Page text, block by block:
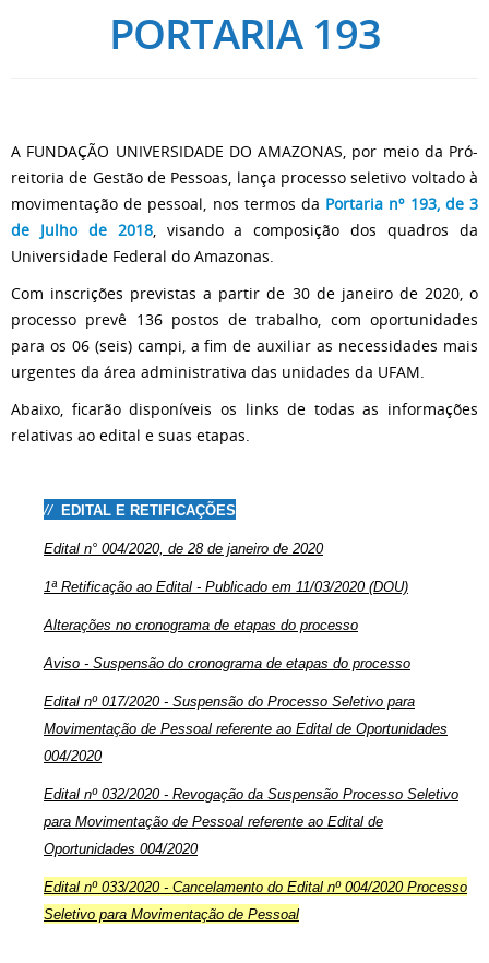
PORTARIA 193
A FUNDAÇÃO UNIVERSIDADE DO AMAZONAS, por meio da Pró-
reitoria de Gestão de Pessoas, lança processo seletivo voltado à
movimentação de pessoal, nos termos da Portaria nº 193, de 3
de Julho de 2018, visando a composição dos quadros da
Universidade Federal do Amazonas.
Com inscrições previstas a partir de 30 de janeiro de 2020, o
processo prevê 136 postos de trabalho, com oportunidades
para os 06 (seis) campi, a fim de auxiliar as necessidades mais
urgentes da área administrativa das unidades da UFAM.
Abaixo, ficarão disponíveis os links de todas as informações
relativas ao edital e suas etapas.
// EDITAL E RETIFICAÇÕES
Edital n° 004/2020, de 28 de janeiro de 2020
1ª Retificação ao Edital - Publicado em 11/03/2020(DOU)
Alterações no cronograma de etapas do processo
Aviso - Suspensão do cronograma de etapas do processo
Edital nº 017/2020 - Suspensão do Processo Seletivo para
Movimentação de Pessoal referente ao Edital de Oportunidades
004/2020
Edital nº 032/2020 - Revogação da Suspensão Processo Seletivo
para Movimentação de Pessoal referente ao Edital de
Oportunidades 004/2020
Edital nº 033/2020 - Cancelamento do Edital nº 004/2020 Processo
Seletivo para Movimentação de Pessoal